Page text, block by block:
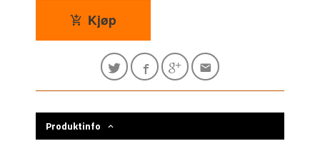
Kjøp
Produktinfo